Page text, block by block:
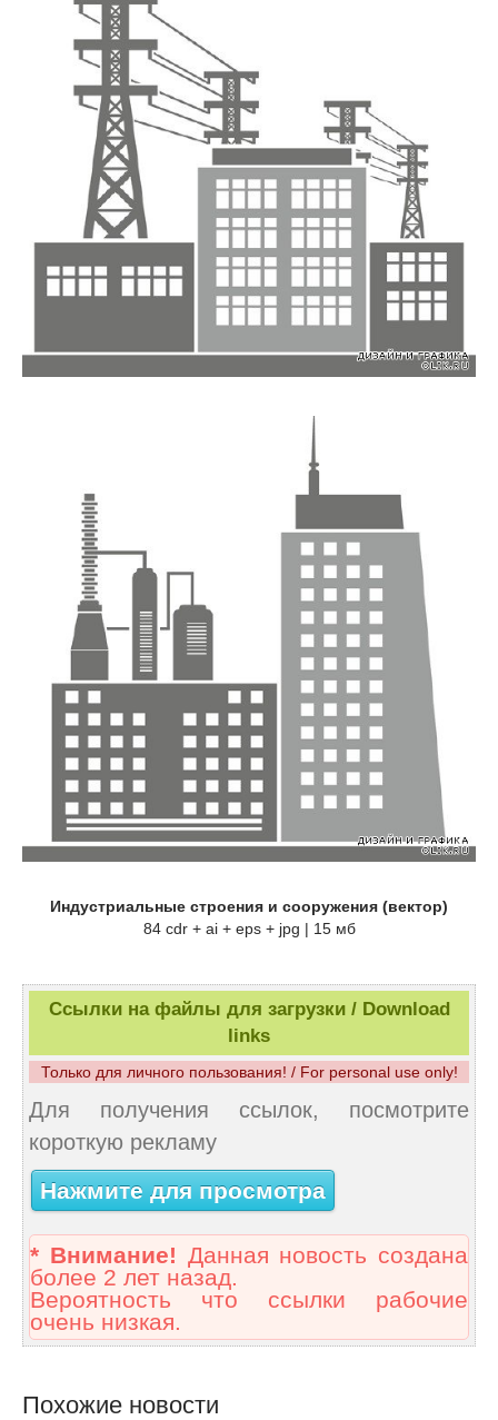
Индустриальные строения и сооружения (вектор)
84 cdr + ai + eps + jpg | 15 мб
Ссылки на файлы для загрузки / Download
links
Только для личного пользования! / For personal use only!
Для получения ссылок, посмотрите
короткую рекламу
Нажмите для просмотра
* Внимание! Данная новость создана
более 2 лет назад.
Вероятность что ссылки рабочие
очень низкая.
Похожие новости